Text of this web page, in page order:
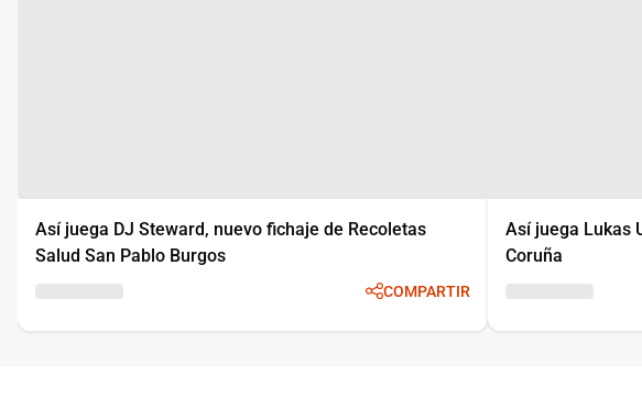
Así juega DJ Steward, nuevo fichaje de Recoletas
Salud San Pablo Burgos
COMPARTIR
Así juega Lukas
Coruña